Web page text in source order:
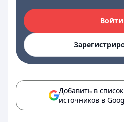
Войти
Добавить в
источников в